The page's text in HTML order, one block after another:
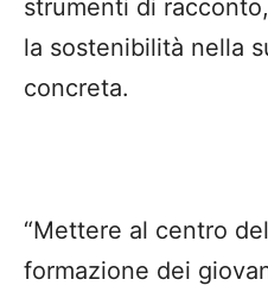
strumenti di
la sostenibilità nella
concreta.
“Mettere al centro
formazione dei